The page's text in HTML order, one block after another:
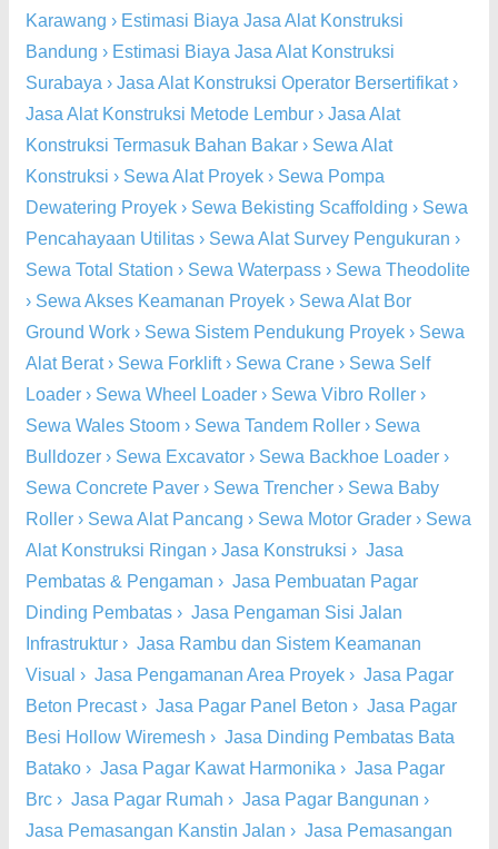
Karawang › Estimasi Biaya Jasa Alat Konstruksi
Bandung › Estimasi Biaya Jasa Alat Konstruksi
Surabaya › Jasa Alat Konstruksi Operator Bersertifikat›
Jasa Alat Konstruksi Metode Lembur › Jasa Alat
Konstruksi Termasuk Bahan Bakar › Sewa Alat
Konstruksi › Sewa Alat Proyek › Sewa Pompa
Dewatering Proyek › Sewa Bekisting Scaffolding › Sewa
Pencahayaan Utilitas › Sewa Alat Survey Pengukuran ›
Sewa Total Station › Sewa Waterpass › Sewa Theodolite
› Sewa Akses Keamanan Proyek › Sewa Alat Bor
Ground Work › Sewa Sistem Pendukung Proyek › Sewa
Alat Berat› Sewa Forklift› Sewa Crane › Sewa Self
Loader › Sewa Wheel Loader › Sewa Vibro Roller ›
Sewa Wales Stoom › Sewa Tandem Roller › Sewa
Bulldozer › Sewa Excavator › Sewa Backhoe Loader ›
Sewa Concrete Paver › Sewa Trencher › Sewa Baby
Roller › Sewa Alat Pancang › Sewa Motor Grader › Sewa
Alat Konstruksi Ringan › Jasa Konstruksi › Jasa
Pembatas & Pengaman › Jasa Pembuatan Pagar
Dinding Pembatas › Jasa Pengaman Sisi Jalan
Infrastruktur › Jasa Rambu dan Sistem Keamanan
Visual › Jasa Pengamanan Area Proyek › Jasa Pagar
Beton Precast› Jasa Pagar Panel Beton › Jasa Pagar
Besi Hollow Wiremesh › Jasa Dinding Pembatas Bata
Batako › Jasa Pagar Kawat Harmonika › Jasa Pagar
Brc › Jasa Pagar Rumah › Jasa Pagar Bangunan ›
Jasa Pemasangan Kanstin Jalan › Jasa Pemasangan